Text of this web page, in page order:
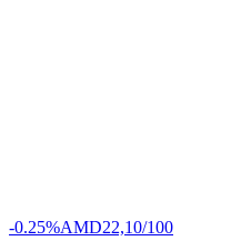
-0.25%AMD22,10/100